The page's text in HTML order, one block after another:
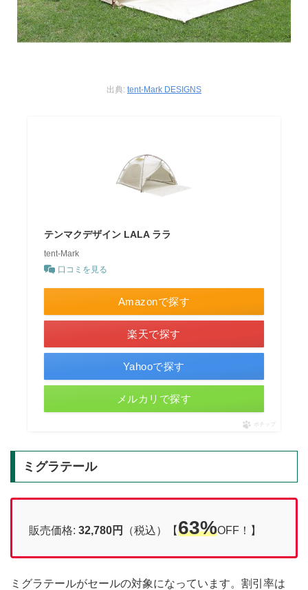
出典: tent-Mark DESIGNS
テンマクデザイン LALA ララ
tent-Mark
口コミを見る
Amazonで探す
楽天で探す
Yahooで探す
メルカリで探す
ポチップ
ミグラテール
販売価格: 32,780円 （税込）【63%OFF！】
ミグラテールがセールの対象になっています。割引率は